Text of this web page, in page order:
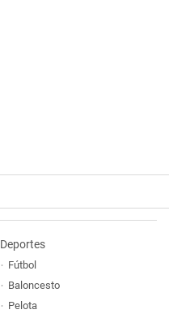
Deportes
Fútbol
Baloncesto
Pelota